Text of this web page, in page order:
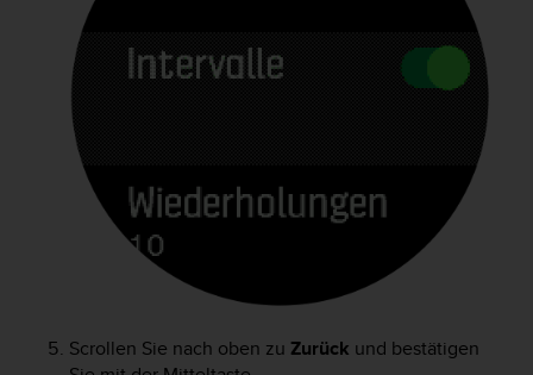
Scrollen Sie nach oben zu Zurück und bestätigen